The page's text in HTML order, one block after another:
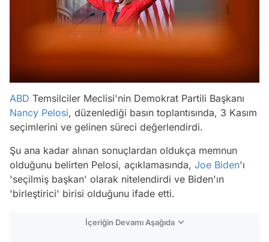
ABD Temsilciler Meclisi'nin Demokrat Partili Başkanı
Nancy Pelosi, düzenlediği basın toplantısında, 3 Kasım
seçimlerini ve gelinen süreci değerlendirdi.
Şu ana kadar alınan sonuçlardan oldukça memnun
olduğunu belirten Pelosi, açıklamasında, Joe Biden'ı
'seçilmiş başkan' olarak nitelendirdi ve Biden'ın
'birleştirici' birisi olduğunu ifade etti.
İçeriğin Devamı Aşağıda